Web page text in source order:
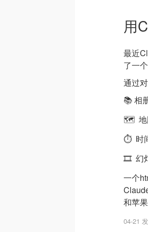
用
最近
了一
通过
📚 相
🗺️ 地
⏱️ 时
🎞️ 幻
一个
和苹
04-21